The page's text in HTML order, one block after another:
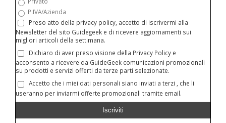
P.IVA/Azienda
Preso atto della privacy policy, accetto di iscrivermi alla
Newsletter del sito Guidegeek e di ricevere aggiornamenti sui
migliori articoli della settimana.
Dichiaro di aver preso visione della Privacy Policy e
acconsento a ricevere da GuideGeek comunicazioni promozionali
su prodotti e servizi offerti da terze parti selezionate.
Accetto che i miei dati personali siano inviati a terzi , che li
useranno per inviarmi offerte promozionali tramite email.